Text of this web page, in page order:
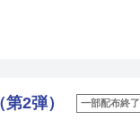
2弾） 一部配布終了